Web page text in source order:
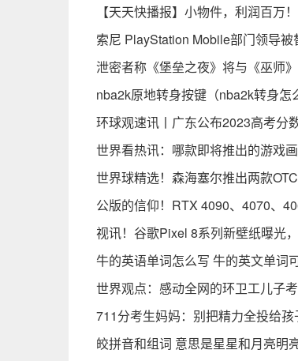
【天天快播报】小物件，利润百万！
索尼 PlayStation Mobile部门领导被
泄密者称《堡垒之夜》将与《巫师
nba2k原地转身按键（nba2k转身怎
环球观速讯丨广东公布2023高考分
世界看热讯：哪款即将推出的游戏
世界球精选！森海塞尔推出两款
公版的信仰！RTX 4090、4070、
视讯！谷歌Pixel 8系列新壁纸曝光
牛的英语单词怎么写 牛的英文单词
世界观点：感动全网的环卫工儿子
711分考生妈妈：别把精力全投给孩
皎拼音和组词 意思是星星和月亮明